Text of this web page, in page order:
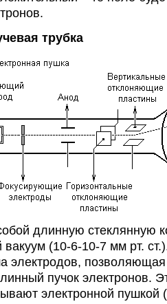
трубка
длинную стеклянную
вакуум (10-6-10-7 мм рт.
электродов,
пучок электронов.
электронной пушкой